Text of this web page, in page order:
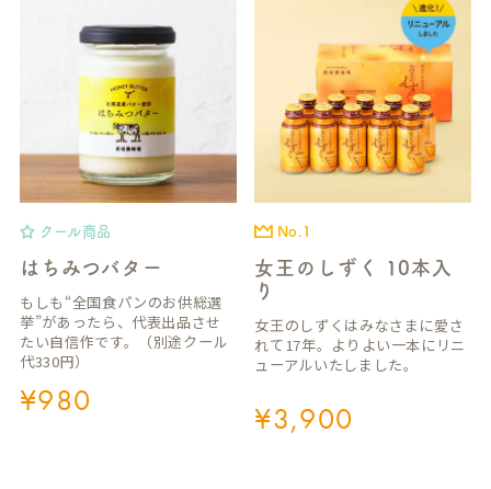
クール商品
はちみつバター
もしも“全国食パンのお供総選
挙”があったら、代表出品させ
たい自信作です。（別途クール
代330円）
¥980
No.1
女王のしずく 10本入
り
女王のしずくはみなさまに愛さ
れて17年。よりよい一本にリニ
ューアルいたしました。
¥3,900